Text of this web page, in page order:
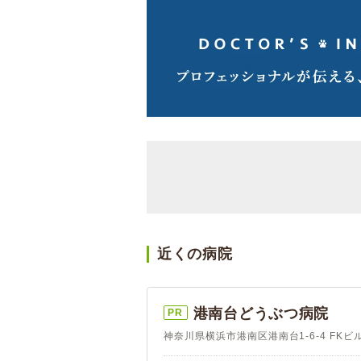
近くの病院
PR 港南台どうぶつ病院
神奈川県横浜市港南区港南台1-6-4 FKビ